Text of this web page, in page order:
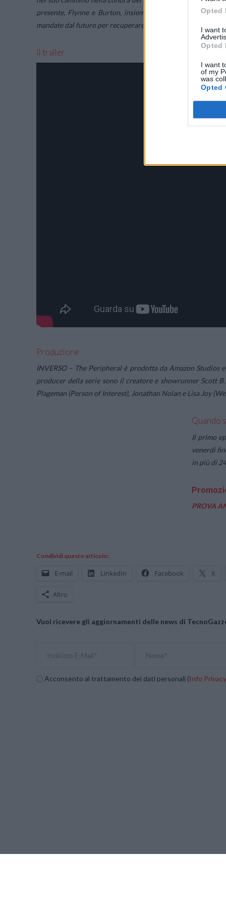
Opted
I want
Opted
I want
of my
was
Opted
presente, Flynne e Burton, insieme alla ex unità militare
mandate dal futuro per recuperare i segreti vitali rubati da
Il trailer
Produzione
INVERSO – The Peripheral è prodotta da Amazon
producer della serie sono il creatore e showrunner Scott
Plageman (Person of Interest), Jonathan Nolan e Lisa Joy
Quando
Il primo
venerdì
in più di
PROVA
Condividi questo articolo:
E-mail LinkedIn Facebook X
Altro
Vuoi ricevere gli aggiornamenti delle news di
Acconsento al trattamento dei dati personali (Info Privacy